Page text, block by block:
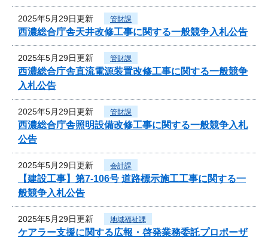
2025年5月29日更新 管財課
西濃総合庁舎天井改修工事に関する一般競争入札公告
2025年5月29日更新 管財課
西濃総合庁舎直流電源装置改修工事に関する一般競争
入札公告
2025年5月29日更新 管財課
西濃総合庁舎照明設備改修工事に関する一般競争入札
公告
2025年5月29日更新 会計課
【建設工事】第7-106号 道路標示施工工事に関する一
般競争入札公告
2025年5月29日更新 地域福祉課
ケアラー支援に関する広報・啓発業務委託プロポーザ